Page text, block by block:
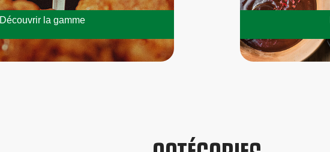
Découvrir la gamme